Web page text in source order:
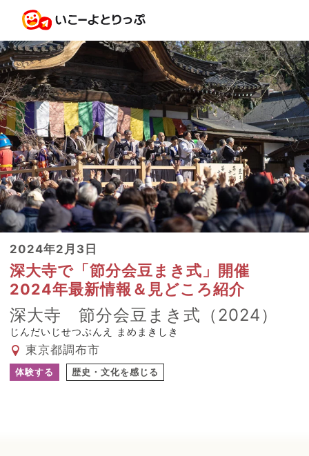
2024年2月3日
深大寺で「節分会豆まき式」開催
2024年最新情報＆見どころ紹介
深大寺 節分会豆まき式（2024）
じんだいじせつぶんえ まめまきしき
東京都調布市
体験する 歴史・文化を感じる